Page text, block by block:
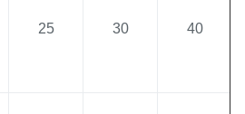
25 30 40